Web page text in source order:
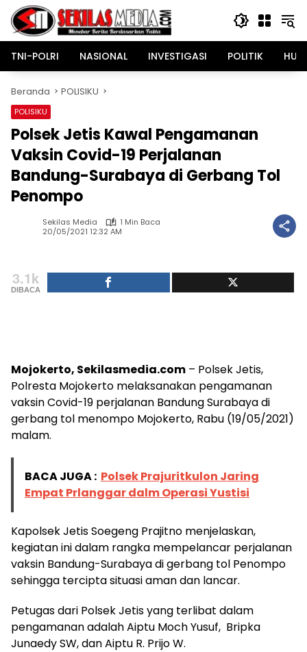
Langsung
konten
TNI-POLRI
NASIONAL INVESTIGASI POLITIK
Beranda POLISIKU
POLISIKU
Polsek Jetis Kawal Pengamanan
Vaksin Covid-19 Perjalanan
Bandung-Surabaya di Gerbang Tol
Penompo
Sekilas Media
1 Min Baca
20/05/2021 12:32 AM
3.1k
DIBACA
Mojokerto, Sekilasmedia.com – Polsek Jetis,
Polresta Mojokerto melaksanakan pengamanan
vaksin Covid-19 perjalanan Bandung Surabaya di
gerbang tol menompo Mojokerto, Rabu (19/05/2021)
malam.
BACA JUGA : Polsek Prajuritkulon Jaring
Empat Prlanggar dalm Operasi Yustisi
Kapolsek Jetis Soegeng Prajitno menjelaskan,
kegiatan ini dalam rangka mempelancar perjalanan
vaksin Bandung-Surabaya di gerbang tol Penompo
sehingga tercipta situasi aman dan lancar.
Petugas dari Polsek Jetis yang terlibat dalam
pengamanan adalah Aiptu Moch Yusuf, Bripka
Junaedy SW, dan Aiptu R. Prijo W.